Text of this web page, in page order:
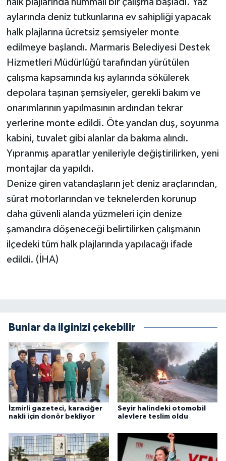
halk plajlarında hummalı bir çalışma başladı. Yaz
aylarında deniz tutkunlarına ev sahipliği yapacak
halk plajlarına ücretsiz şemsiyeler monte
edilmeye başlandı. Marmaris Belediyesi Destek
Hizmetleri Müdürlüğü tarafından yürütülen
çalışma kapsamında kış aylarında sökülerek
depolara taşınan şemsiyeler, gerekli bakım ve
onarımlarının yapılmasının ardından tekrar
yerlerine monte edildi. Öte yandan duş, soyunma
kabini, tuvalet gibi alanlar da bakıma alındı.
Yıpranmış aparatlar yenileriyle değiştirilirken, yeni
montajlar da yapıldı.
Denize giren vatandaşların jet deniz araçlarından,
sürat motorlarından ve teknelerden korunup
daha güvenli alanda yüzmeleri için denize
şamandıra döşeneceği belirtilirken çalışmanın
ilçedeki tüm halk plajlarında yapılacağı ifade
edildi. (İHA)
Bunlar da ilginizi çekebilir
İzmirli gazeteci, karaciğer
nakli için donör bekliyor
Seyir halindeki otomobil
alevlere teslim oldu